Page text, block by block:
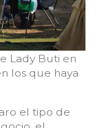
Lady Buti en
los que haya
el tipo de